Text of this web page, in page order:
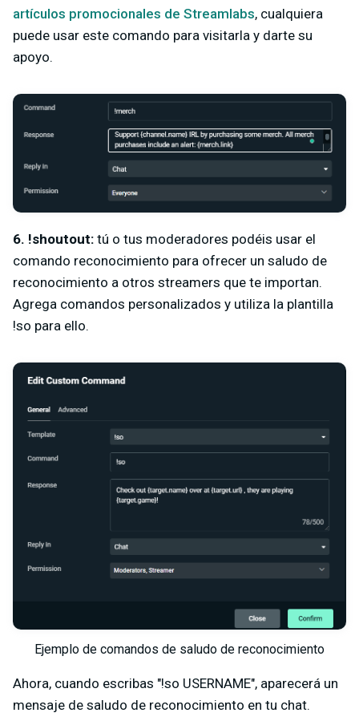
artículos promocionales de Streamlabs, cualquiera
puede usar este comando para visitarla y darte su
apoyo.
6. !shoutout: tú o tus moderadores podéis usar el
comando reconocimiento para ofrecer un saludo de
reconocimiento a otros streamers que te importan.
Agrega comandos personalizados y utiliza la plantilla
!so para ello.
Ejemplo de comandos de saludo de reconocimiento
Ahora, cuando escribas "!so USERNAME", aparecerá un
mensaje de saludo de reconocimiento en tu chat.